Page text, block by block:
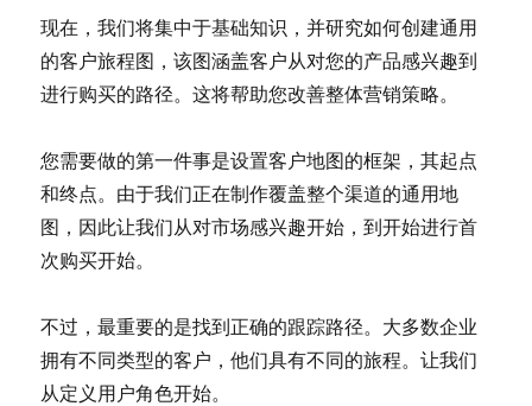
现在，我们将集中于基础知识，并研究如何创建通用
的客户旅程图，该图涵盖客户从对您的产品感兴趣到
进行购买的路径。这将帮助您改善整体营销策略。
您需要做的第一件事是设置客户地图的框架，其起点
和终点。由于我们正在制作覆盖整个渠道的通用地
图，因此让我们从对市场感兴趣开始，到开始进行首
次购买开始。
不过，最重要的是找到正确的跟踪路径。大多数企业
拥有不同类型的客户，他们具有不同的旅程。让我们
从定义用户角色开始。